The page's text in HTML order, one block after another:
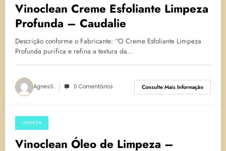
Vinoclean Creme Esfoliante Limpeza
Profunda – Caudalie
Descrição conforme o Fabricante: “O Creme Esfoliante Limpeza
Profunda purifica e refina a textura da…
AgnesS. 0 Comentários Consulte Mais Informação
24 de fevereiro de 2025
LIMPEZA
Vinoclean Óleo de Limpeza –